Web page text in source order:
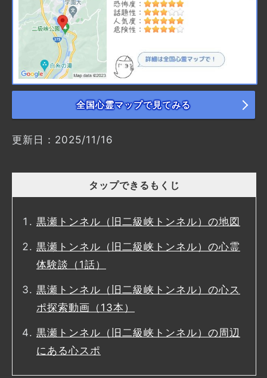
全国心霊マップで見てみる
更新日：2025/11/16
タップできるもくじ
黒瀬トンネル（旧二級峡トンネル）の地図
黒瀬トンネル（旧二級峡トンネル）の心霊
体験談（1話）
黒瀬トンネル（旧二級峡トンネル）の心ス
ポ探索動画（13本）
黒瀬トンネル（旧二級峡トンネル）の周辺
にある心スポ